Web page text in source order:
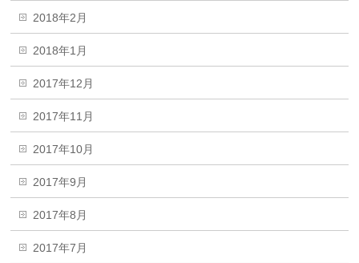
2018年2月
2018年1月
2017年12月
2017年11月
2017年10月
2017年9月
2017年8月
2017年7月